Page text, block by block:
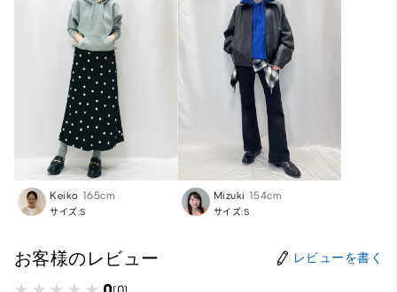
Keiko 165cm
サイズ:S
Mizuki 154cm
サイズ:S
お客様のレビュー レビューを書く